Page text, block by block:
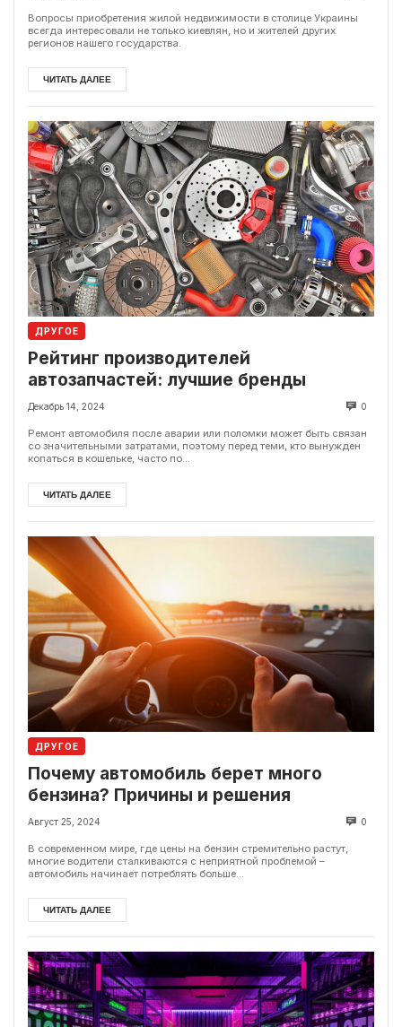
Вопросы приобретения жилой недвижимости в столице Украины
всегда интересовали не только киевлян, но и жителей других
регионов нашего государства.
ЧИТАТЬ ДАЛЕЕ
ДРУГОЕ
Рейтинг производителей
автозапчастей: лучшие бренды
Декабрь 14, 2024 0
Ремонт автомобиля после аварии или поломки может быть связан
со значительными затратами, поэтому перед теми, кто вынужден
копаться в кошельке, часто по...
ЧИТАТЬ ДАЛЕЕ
ДРУГОЕ
Почему автомобиль берет много
бензина? Причины и решения
Август 25, 2024 0
В современном мире, где цены на бензин стремительно растут,
многие водители сталкиваются с неприятной проблемой –
автомобиль начинает потреблять больше...
ЧИТАТЬ ДАЛЕЕ